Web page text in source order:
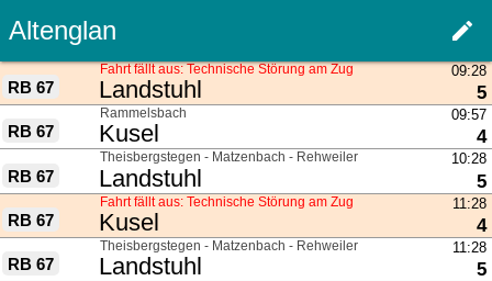
Altenglan edit
RB 67 nach
Landstuhl
09:28
5
Fahrt fällt aus: Technische Störung am Zug
RB 67 nach
Kusel
09:57
4
über
Rammelsbach
RB 67 nach
Landstuhl
10:28
5
über
Theisbergstegen - Matzenbach - Rehweiler
RB 67 nach
Kusel
11:28
4
Fahrt fällt aus: Technische Störung am Zug
RB 67 nach
Landstuhl
11:28
5
über
Theisbergstegen - Matzenbach - Rehweiler